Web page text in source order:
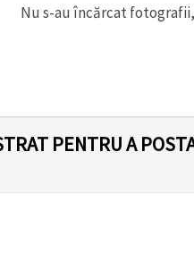
Nu s-au încărcat
PENTRU A